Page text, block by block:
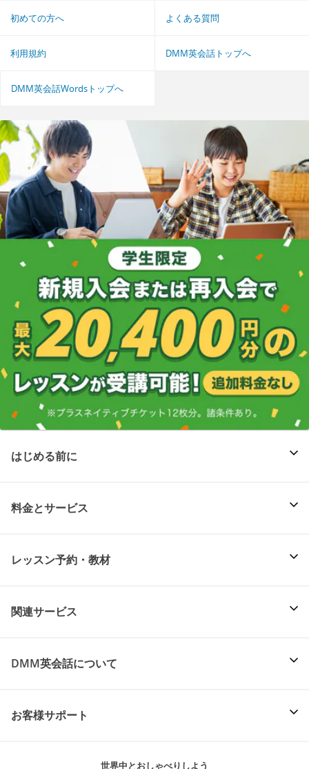
初めての方へ よくある質問
利用規約 DMM英会話トップへ
DMM英会話Wordsトップへ
はじめる前に
料金とサービス
レッスン予約・教材
関連サービス
DMM英会話について
お客様サポート
世界中とおしゃべりしよう